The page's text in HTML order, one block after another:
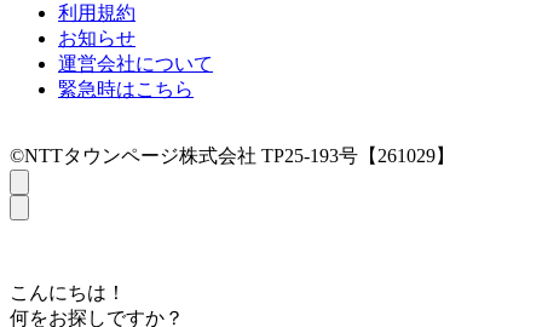
利用規約
お知らせ
運営会社について
緊急時はこちら
©NTTタウンページ株式会社 TP25-193号【261029】
こんにちは！
何をお探しですか？